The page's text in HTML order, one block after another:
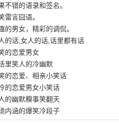
不错的语录和签名。
雷言囧语。
的男女，精彩的调侃。
的话,女人的话,话里都有话
的恋爱男女
里笑人的冷幽默
的恋爱、相亲小笑话
的恋爱男女小笑话
的幽默糗事笑翻天
内涵的爆笑冷段子